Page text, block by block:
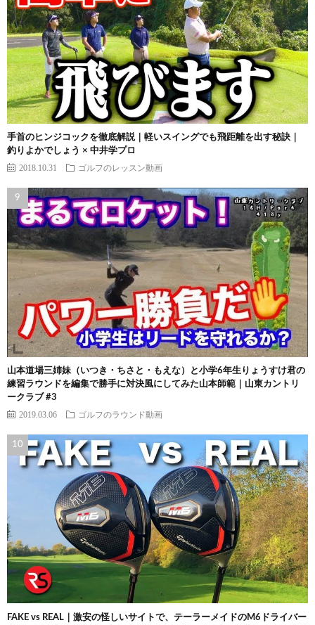
手首のヒンジコックを徹底解説｜軽いスイングでも飛距離を出す秘訣｜
釣りよかでしょう × 中井学プロ
2018.10.31 ゴルフのレッスン動画
山本道場三姉妹（いつき・ちさと・もえな）と小学6年生りょうすけ君の
練習ラウンドを編集で勝手に対決風にしてみた山本師範｜山東カントリ
ークラブ #3
2019.03.06 ゴルフのラウンド動画
FAKE vs REAL｜激安の怪しいサイトで、テーラーメイドのM6ドライバー